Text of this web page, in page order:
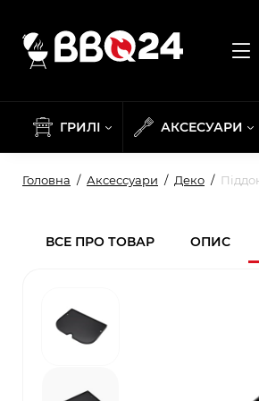
ГРИЛІ АКСЕСУАРИ
Головна Аксессуари Деко
ВСЕ ПРО ТОВАР ОПИС